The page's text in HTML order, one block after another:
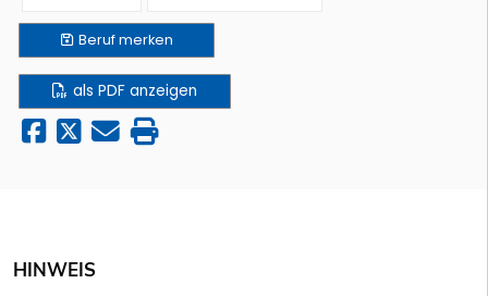
Berufmerken
als PDF anzeigen
HINWEIS